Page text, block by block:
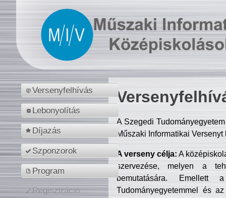
Versenyfelhívás
Lebonyolítás
Díjazás
Szponzorok
Program
Regisztráció
A Szegedi
Műszaki Informatikai
A verseny célja: A
szervezése, melyen a
bemutatására. Emellett
Tudományegyetemmel és